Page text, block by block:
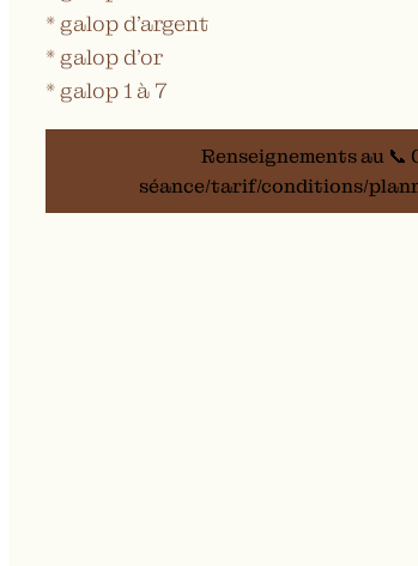
* galop d’argent
* galop d’or
* galop 1 à 7
Renseignements au 📞
séance/tarif/conditions/